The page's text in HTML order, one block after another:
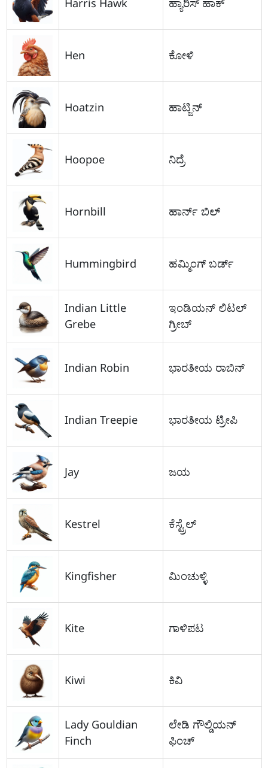
Harris Hawk ಹ್ಯಾರಿಸ್ ಹಾಕ್
Hen ಕೋಳಿ
Hoatzin ಹಾಟ್ಜಿನ್
Hoopoe ನಿದ್ರೆ
Hornbill ಹಾರ್ನ್ ಬಿಲ್
Hummingbird ಹಮ್ಮಿಂಗ್ ಬರ್ಡ್
Indian Little
Grebe
ಇಂಡಿಯನ್ ಲಿಟಲ್
ಗ್ರೀಬ್
Indian Robin ಭಾರತೀಯ ರಾಬಿನ್
Indian Treepie ಭಾರತೀಯ ಟ್ರೀಪಿ
Jay ಜಯ
Kestrel ಕೆಸ್ಟ್ರೆಲ್
Kingfisher ಮಿಂಚುಳ್ಳಿ
Kite ಗಾಳಿಪಟ
Kiwi ಕಿವಿ
Lady Gouldian
Finch
ಲೇಡಿ ಗೌಲ್ಡಿಯನ್
ಫಿಂಚ್